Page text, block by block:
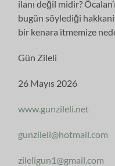
ilanı değil midir?
bugün söylediği
bir kenara itmemize
Gün Zileli
26 Mayıs 2026
www.gunzileli.net
gunzileli@hotmail.com
zileligun1@gmail.com